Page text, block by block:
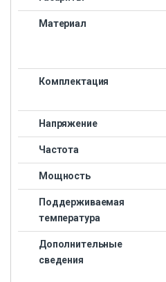
Материал
Комплектация
Напряжение
Частота
Мощность
Поддерживаемая
температура
Дополнительные
сведения